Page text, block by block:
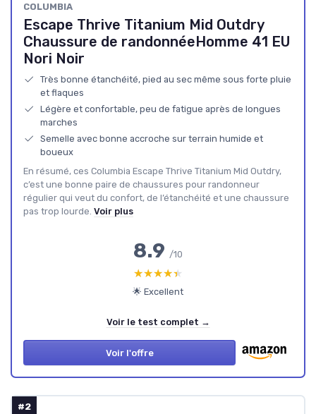
COLUMBIA
Escape Thrive Titanium Mid Outdry
Chaussure de randonnéeHomme 41 EU
Nori Noir
Très bonne étanchéité, pied au sec même sous forte pluie
et flaques
Légère et confortable, peu de fatigue après de longues
marches
Semelle avec bonne accroche sur terrain humide et
boueux
En résumé, ces Columbia Escape Thrive Titanium Mid Outdry,
c’est une bonne paire de chaussures pour randonneur
régulier qui veut du confort, de l’étanchéité et une chaussure
pas trop lourde. Voir plus
8.9 /10
★★★★★
★★★★★
🌟 Excellent
Voir le test complet →
Voir l'offre
#2